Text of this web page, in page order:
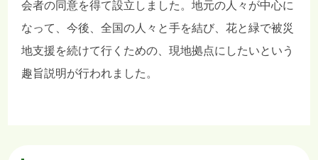
会者の同意を得て設立しました。地元の人々が中心に
なって、今後、全国の人々と手を結び、花と緑で被災
地支援を続けて行くための、現地拠点にしたいという
趣旨説明が行われました。